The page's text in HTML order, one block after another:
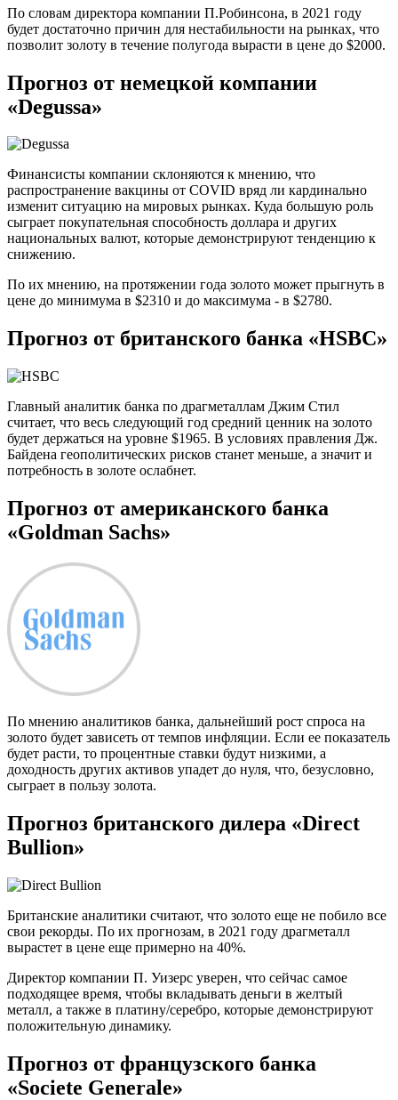
По словам директора компании П.Робинсона, в 2021 году
будет достаточно причин для нестабильности на рынках, что
позволит золоту в течение полугода вырасти в цене до $2000.
Прогноз от немецкой компании
«Degussa»
Финансисты компании склоняются к мнению, что
распространение вакцины от COVID вряд ли кардинально
изменит ситуацию на мировых рынках. Куда большую роль
сыграет покупательная способность доллара и других
национальных валют, которые демонстрируют тенденцию к
снижению.
По их мнению, на протяжении года золото может прыгнуть в
цене до минимума в $2310 и до максимума - в $2780.
Прогноз от британского банка «HSBC»
Главный аналитик банка по драгметаллам Джим Стил
считает, что весь следующий год средний ценник на золото
будет держаться на уровне $1965. В условиях правления Дж.
Байдена геополитических рисков станет меньше, а значит и
потребность в золоте ослабнет.
Прогноз от американского банка
«Goldman Sachs»
По мнению аналитиков банка, дальнейший рост спроса на
золото будет зависеть от темпов инфляции. Если ее показатель
будет расти, то процентные ставки будут низкими, а
доходность других активов упадет до нуля, что, безусловно,
сыграет в пользу золота.
Прогноз британского дилера «Direct
Bullion»
Британские аналитики считают, что золото еще не побило все
свои рекорды. По их прогнозам, в 2021 году драгметалл
вырастет в цене еще примерно на 40%.
Директор компании П. Уизерс уверен, что сейчас самое
подходящее время, чтобы вкладывать деньги в желтый
металл, а также в платину/серебро, которые демонстрируют
положительную динамику.
Прогноз от французского банка
«Societe Generale»